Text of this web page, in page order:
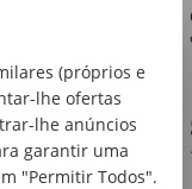
(próprios e
lhe ofertas
lhe anúncios
garantir uma
"Permitir Todos".